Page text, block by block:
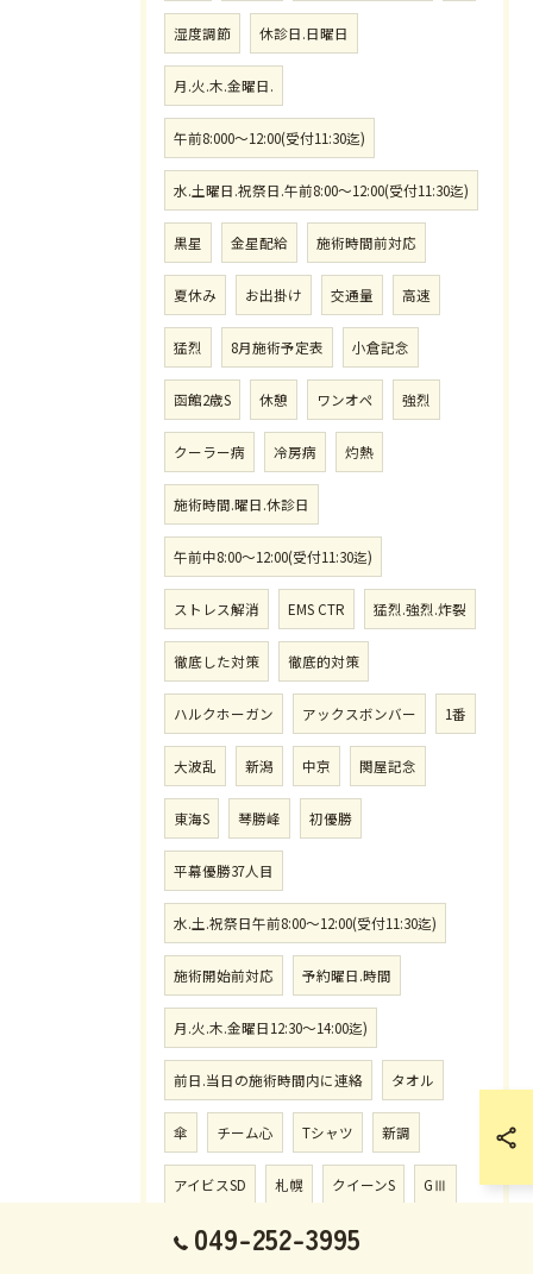
湿度調節 休診日.日曜日
月.火.木.金曜日.
午前8:000〜12:00(受付11:30迄)
水.土曜日.祝祭日.午前8:00〜12:00(受付11:30迄)
黒星 金星配給 施術時間前対応
夏休み お出掛け 交通量 高速
猛烈 8月施術予定表 小倉記念
函館2歳S 休憩 ワンオペ 強烈
クーラー病 冷房病 灼熱
施術時間.曜日.休診日
午前中8:00〜12:00(受付11:30迄)
ストレス解消 EMS CTR 猛烈.強烈.炸裂
徹底した対策 徹底的対策
ハルクホーガン アックスボンバー 1番
大波乱 新潟 中京 関屋記念
東海S 琴勝峰 初優勝
平幕優勝37人目
水.土.祝祭日午前8:00〜12:00(受付11:30迄)
施術開始前対応 予約曜日.時間
月.火.木.金曜日12:30〜14:00迄)
前日.当日の施術時間内に連絡 タオル
傘 チーム心 Tシャツ 新調
アイビスSD 札幌 クイーンS GⅢ
炸裂 午前8:000012:00.(受付11:30迄)
049-252-3995